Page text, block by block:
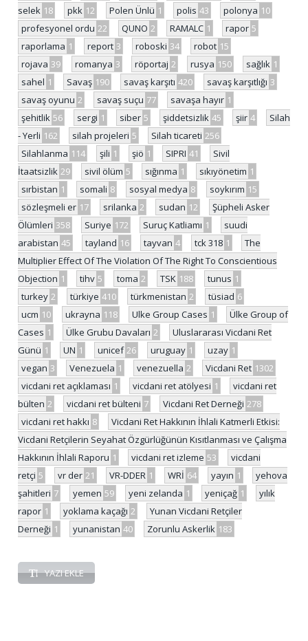
selek 18 pkk 12 Polen Ünlü 1 polis 43 polonya 10
profesyonel ordu 22 QUNO 2 RAMALC 1 rapor 5
raporlama 1 report 3 roboski 34 robot 15
rojava 39 romanya 3 röportaj 2 rusya 150 sağlık 1
sahel 1 Savaş 190 savaş karşıtı 420 savaş karşıtlığı 3
savaş oyunu 2 savaş suçu 77 savaşa hayır 1
şehitlik 56 sergi 1 siber 5 şiddetsizlik 45 şiir 4
Silah
- Yerli 162 silah projeleri 5 Silah ticareti 256
Silahlanma 114 şili 1 şiö 1 SIPRI 41
Sivil
İtaatsizlik 29 sivil ölüm 5 sığınma 1 sıkıyönetim 1
sırbistan 1 somali 8 sosyal medya 8 soykırım 15
sözleşmeli er 17 srilanka 2 sudan 12
Şüpheli Asker
Ölümleri 358 Suriye 172 Suruç Katliamı 1
suudi
arabistan 45 tayland 16 tayvan 4 tck 318 1
The
Multiplier Effect Of The Violation Of The Right To Conscientious
Objection 1 tihv 5 toma 2 TSK 188 tunus 1
turkey 2 türkiye 410 türkmenistan 2 tüsiad 6
ucm 10 ukrayna 118 Ulke Group Cases 1
Ülke Group of
Cases 1 Ülke Grubu Davaları 2
Uluslararası Vicdani Ret
Günü 1 UN 1 unicef 26 uruguay 1 uzay 1
vegan 3 Venezuela 1 venezuella 2 Vicdani Ret 1302
vicdani ret açıklaması 1 vicdani ret atölyesi 1
vicdani ret
bülten 2 vicdani ret bülteni 7 Vicdani Ret Derneği 278
vicdani ret hakkı 8
Vicdani Ret Hakkının İhlali Katmerli Etkisi:
Vicdani Retçilerin Seyahat Özgürlüğünün Kısıtlanması ve Çalışma
Hakkının İhlali Raporu 1 vicdani ret izleme 53
vicdani
retçi 5 vr der 21 VR-DDER 1 WRİ 64 yayın 1
yehova
şahitleri 7 yemen 59 yeni zelanda 1 yeniçağ 1
yılık
rapor 1 yoklama kaçağı 2
Yunan Vicdani Retçiler
Derneği 1 yunanistan 40 Zorunlu Askerlik 183
YAZI EKLE